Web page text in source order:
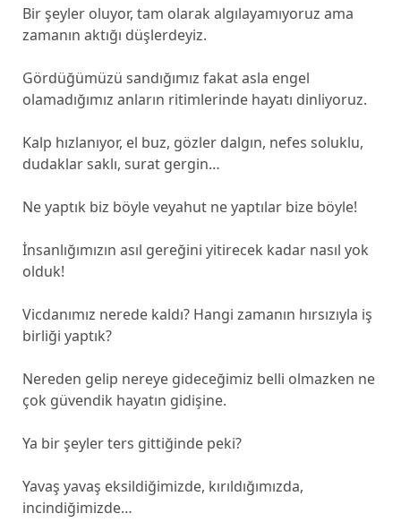
Bir şeyler oluyor, tam olarak algılayamıyoruz ama
zamanın aktığı düşlerdeyiz.
Gördüğümüzü sandığımız fakat asla engel
olamadığımız anların ritimlerinde hayatı dinliyoruz.
Kalp hızlanıyor, el buz, gözler dalgın, nefes soluklu,
dudaklar saklı, surat gergin…
Ne yaptık biz böyle veyahut ne yaptılar bize böyle!
İnsanlığımızın asıl gereğini yitirecek kadar nasıl yok
olduk!
Vicdanımız nerede kaldı? Hangi zamanın hırsızıyla iş
birliği yaptık?
Nereden gelip nereye gideceğimiz belli olmazken ne
çok güvendik hayatın gidişine.
Ya bir şeyler ters gittiğinde peki?
Yavaş yavaş eksildiğimizde, kırıldığımızda,
incindiğimizde…